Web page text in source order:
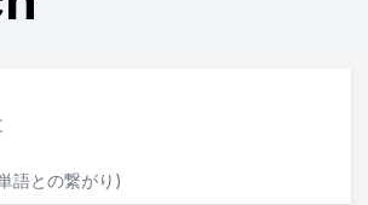
語との繋がり)